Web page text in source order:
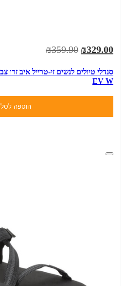
₪329.00
₪359.90
EV W
הוספה לסל